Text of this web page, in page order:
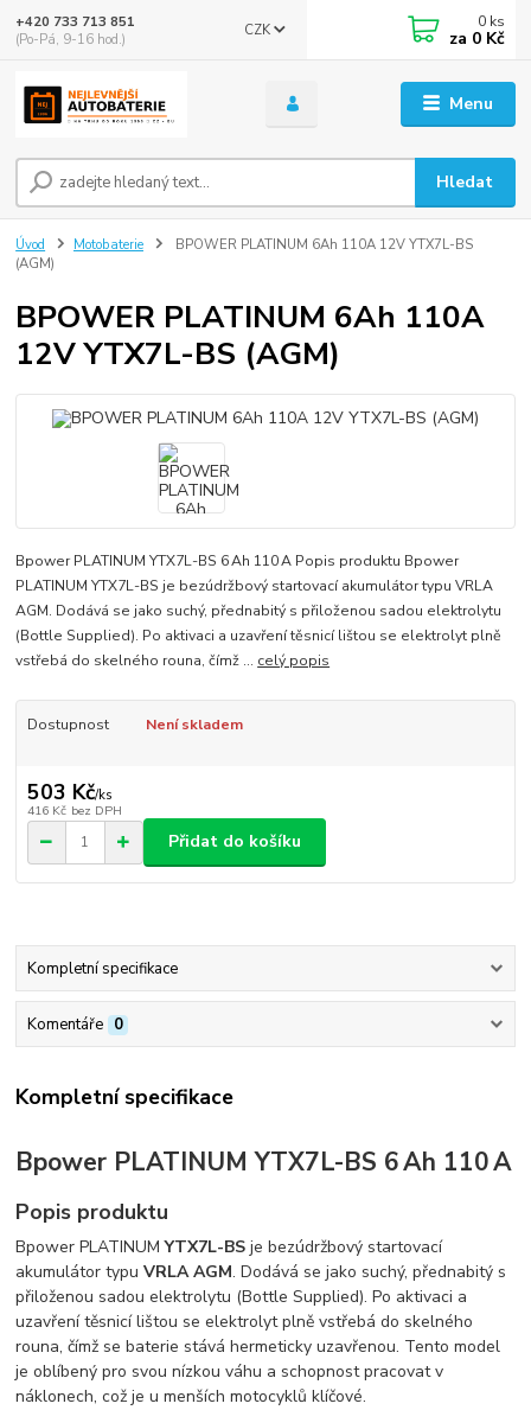
Menu
CZK
Hledat
+420 733 713 851
(Po-Pá, 9-16 hod.)
0 ks
za 0 Kč
Úvod Motobaterie
BPOWER PLATINUM 6Ah 110A 12V YTX7L-BS
(AGM)
BPOWER PLATINUM 6Ah 110A
12V YTX7L-BS (AGM)
Bpower PLATINUM YTX7L-BS 6 Ah 110 A Popis produktu Bpower
PLATINUM YTX7L-BS je bezúdržbový startovací akumulátor typu VRLA
AGM. Dodává se jako suchý, přednabitý s přiloženou sadou elektrolytu
(Bottle Supplied). Po aktivaci a uzavření těsnicí lištou se elektrolyt plně
vstřebá do skelného rouna, čímž ... celý popis
Dostupnost Není skladem
503 Kč/ks
416 Kč bez DPH
Přidat do košíku
Kompletní specifikace
Komentáře 0
Kompletní specifikace
Bpower PLATINUM YTX7L-BS 6 Ah 110 A
Popis produktu
Bpower PLATINUMYTX7L-BS je bezúdržbový startovací
akumulátor typuVRLA AGM. Dodává se jako suchý, přednabitý s
přiloženou sadou elektrolytu (Bottle Supplied). Po aktivaci a
uzavření těsnicí lištou se elektrolyt plně vstřebá do skelného
rouna, čímž se baterie stává hermeticky uzavřenou. Tento model
je oblíbený pro svou nízkou váhu a schopnost pracovat v
náklonech, což je u menších motocyklů klíčové.